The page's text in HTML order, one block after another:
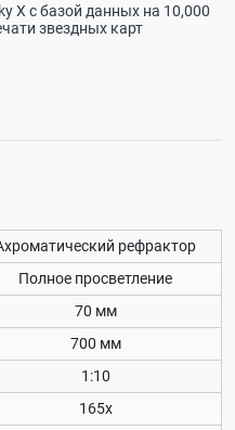
X с базой данных на 10,000
звездных карт
рефрактор
Полное просветление
70 мм
700 мм
1:10
165х